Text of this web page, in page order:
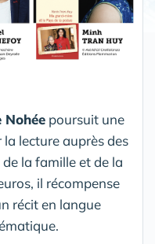
Nohée poursuit une
lecture auprès des
la famille et de la
il récompense
récit en langue